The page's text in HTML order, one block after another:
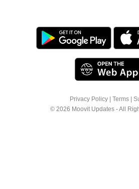
Privacy Policy Terms
© 2026 Moovit Updates - All